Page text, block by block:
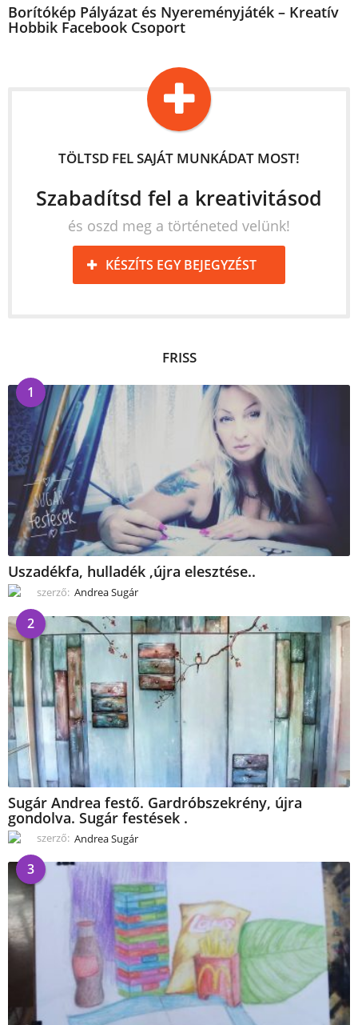
Borítókép Pályázat és Nyereményjáték – Kreatív
Hobbik Facebook Csoport
TÖLTSD FEL SAJÁT MUNKÁDAT MOST!
Szabadítsd fel a kreativitásod
és oszd meg a történeted velünk!
KÉSZÍTS EGY BEJEGYZÉST
FRISS
1
Uszadékfa, hulladék ,újra elesztése..
szerző: Andrea Sugár
2
Sugár Andrea festő. Gardróbszekrény, újra
gondolva. Sugár festések .
szerző: Andrea Sugár
3